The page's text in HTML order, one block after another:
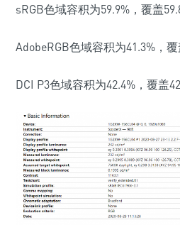
sRGB色域容积为59.9%，覆盖
AdobeRGB色域容积为41.3%，覆
DCI P3色域容积为42.4%，覆盖